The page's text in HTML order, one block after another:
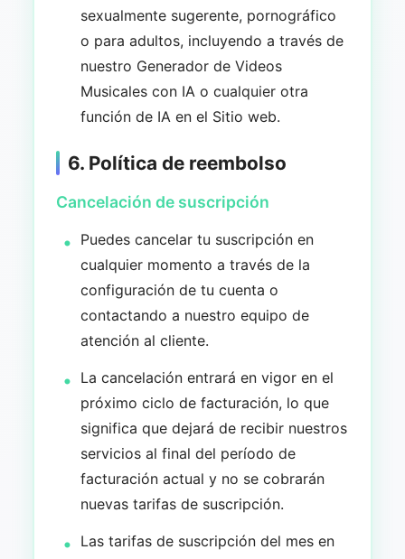
sexualmente sugerente, pornográfico
o para adultos, incluyendo a través de
nuestro Generador de Videos
Musicales con IA o cualquier otra
función de IA en el Sitio web.
6. Política de reembolso
Cancelación de suscripción
Puedes cancelar tu suscripción en
cualquier momento a través de la
configuración de tu cuenta o
contactando a nuestro equipo de
atención al cliente.
La cancelación entrará en vigor en el
próximo ciclo de facturación, lo que
significa que dejará de recibir nuestros
servicios al final del período de
facturación actual y no se cobrarán
nuevas tarifas de suscripción.
Las tarifas de suscripción del mes en